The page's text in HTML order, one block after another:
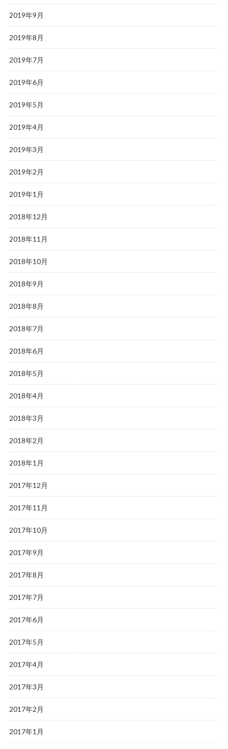
2019年9月
2019年8月
2019年7月
2019年6月
2019年5月
2019年4月
2019年3月
2019年2月
2019年1月
2018年12月
2018年11月
2018年10月
2018年9月
2018年8月
2018年7月
2018年6月
2018年5月
2018年4月
2018年3月
2018年2月
2018年1月
2017年12月
2017年11月
2017年10月
2017年9月
2017年8月
2017年7月
2017年6月
2017年5月
2017年4月
2017年3月
2017年2月
2017年1月